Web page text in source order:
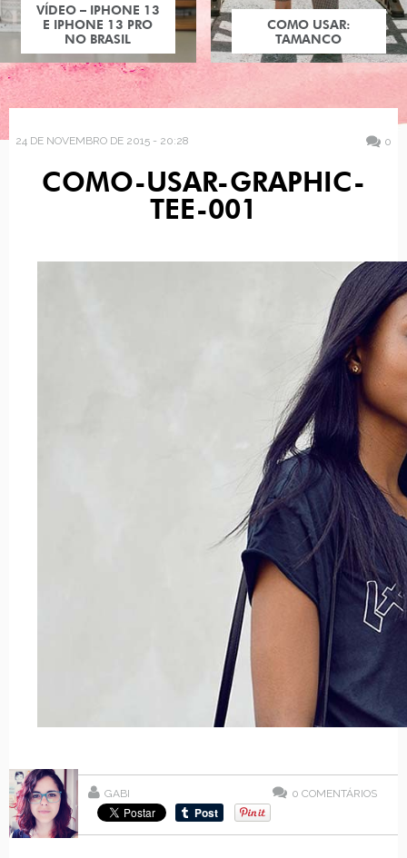
VÍDEO – IPHONE 13
E IPHONE 13 PRO
NO BRASIL
COMO USAR:
TAMANCO
24 DE NOVEMBRO DE 2015 - 20:28 0
COMO-USAR-GRAPHIC-
TEE-001
GABI 0 COMENTÁRIOS